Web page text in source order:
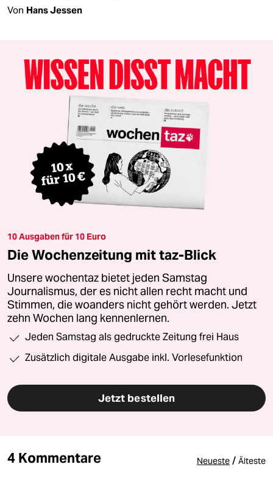
Von Hans Jessen
10 Ausgaben für 10 Euro
Die Wochenzeitung mit taz-Blick
Unsere wochentaz bietet jeden Samstag
Journalismus, der es nicht allen recht macht und
Stimmen, die woanders nicht gehört werden. Jetzt
zehn Wochen lang kennenlernen.
Jeden Samstag als gedruckte Zeitung frei Haus
Zusätzlich digitale Ausgabe inkl. Vorlesefunktion
Jetzt bestellen
4 Kommentare Neueste / Älteste